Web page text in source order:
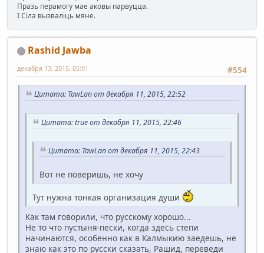
Празь перамогу мае аковы парвуцца.
І Сіла вызваліць мяне.
Rashid Jawba
#554
декабря 13, 2015, 05:01
Цитата: TawLan от декабря 11, 2015, 22:52
Цитата: true от декабря 11, 2015, 22:46
Цитата: TawLan от декабря 11, 2015, 22:43
Вот не поверишь, не хочу
Тут нужна тонкая организация души
Как там говорили, что русскому хорошо...
Не то что пустыня-пески, когда здесь степи
начинаются, особенно как в Калмыкию заедешь, не
знаю как это по русски сказать, Рашид, переведи